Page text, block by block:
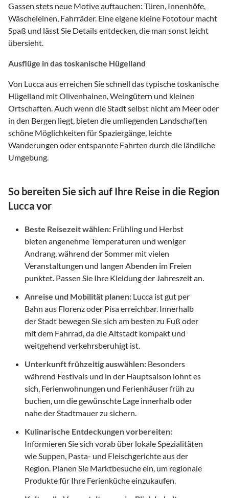
Gassen stets neue Motive auftauchen: Türen, Innenhöfe,
Wäscheleinen, Fahrräder. Eine eigene kleine Fototour macht
Spaß und lässt Sie Details entdecken, die man sonst leicht
übersieht.
Ausflüge in das toskanische Hügelland
Von Lucca aus erreichen Sie schnell das typische toskanische
Hügelland mit Olivenhainen, Weingütern und kleinen
Ortschaften. Auch wenn die Stadt selbst nicht am Meer oder
in den Bergen liegt, bieten die umliegenden Landschaften
schöne Möglichkeiten für Spaziergänge, leichte
Wanderungen oder entspannte Fahrten durch die ländliche
Umgebung.
So bereiten Sie sich auf Ihre Reise in die Region
Lucca vor
Beste Reisezeit wählen: Frühling und Herbst
bieten angenehme Temperaturen und weniger
Andrang, während der Sommer mit vielen
Veranstaltungen und langen Abenden im Freien
punktet. Passen Sie Ihre Kleidung der Jahreszeit an.
Anreise und Mobilität planen: Lucca ist gut per
Bahn aus Florenz oder Pisa erreichbar. Innerhalb
der Stadt bewegen Sie sich am besten zu Fuß oder
mit dem Fahrrad, da die Altstadt kompakt und
weitgehend verkehrsberuhigt ist.
Unterkunft frühzeitig auswählen: Besonders
während Festivals und in der Hauptsaison lohnt es
sich, Ferienwohnungen und Ferienhäuser früh zu
buchen, um die gewünschte Lage innerhalb oder
nahe der Stadtmauer zu sichern.
Kulinarische Entdeckungen vorbereiten:
Informieren Sie sich vorab über lokale Spezialitäten
wie Suppen, Pasta- und Fleischgerichte aus der
Region. Planen Sie Marktbesuche ein, um regionale
Produkte für Ihre Ferienküche einzukaufen.